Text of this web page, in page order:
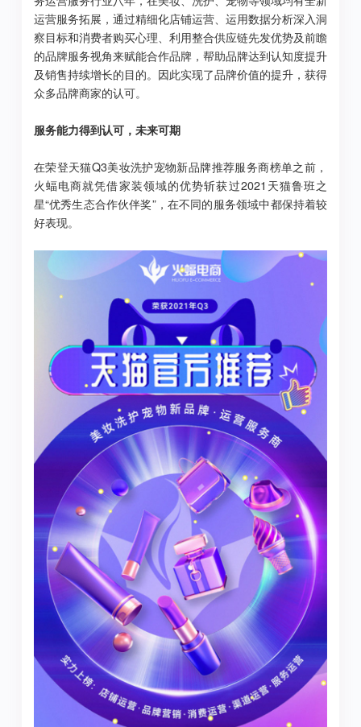
运营服务拓展，通过精细化店铺运营、运用数据分析深入洞
察目标和消费者购买心理、利用整合供应链先发优势及前瞻
的品牌服务视角来赋能合作品牌，帮助品牌达到认知度提升
及销售持续增长的目的。因此实现了品牌价值的提升，获得
众多品牌商家的认可。
服务能力得到认可，未来可期
在荣登天猫Q3美妆洗护宠物新品牌推荐服务商榜单之前，
火蝠电商就凭借家装领域的优势斩获过2021天猫鲁班之
星“优秀生态合作伙伴奖”，在不同的服务领域中都保持着较
好表现。